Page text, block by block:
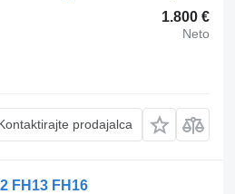
1.800 €
Neto
prodajalca
FH13 FH16